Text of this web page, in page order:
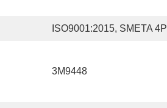
ISO9001:2015, SMETA 4P
3M9448